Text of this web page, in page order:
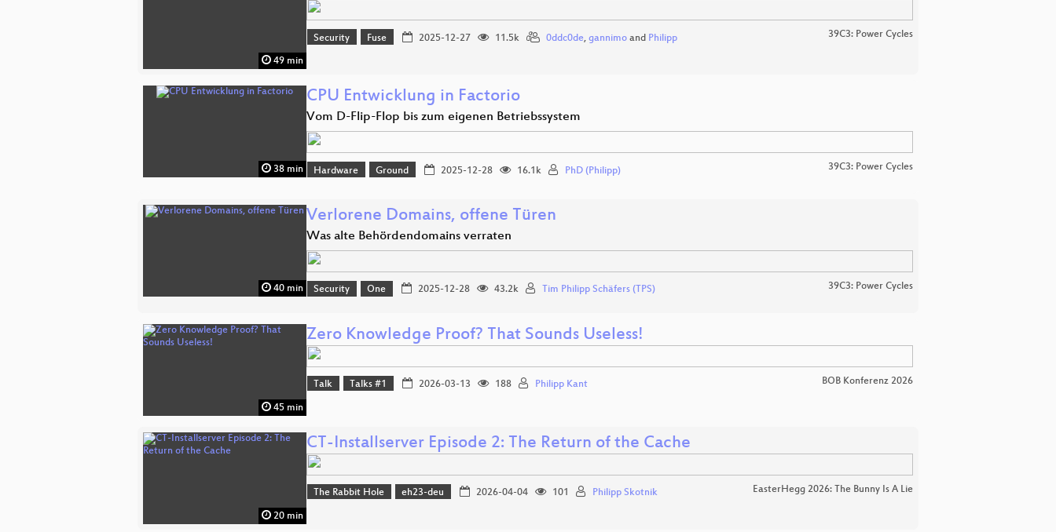
49 min
Security Fuse 2025-12-27 11.5k 0ddc0de, gannimoand Philipp 39C3: Power Cycles
38 min
CPU Entwicklung in Factorio
Vom D-Flip-Flop bis zum eigenen Betriebssystem
Hardware Ground 2025-12-28 16.1k PhD (Philipp) 39C3: Power Cycles
40 min
Verlorene Domains, offene Türen
Was alte Behördendomains verraten
Security One 2025-12-28 43.2k Tim Philipp Schäfers (TPS) 39C3: Power Cycles
45 min
Zero Knowledge Proof? That Sounds Useless!
Talk Talks #1 2026-03-13 188 Philipp Kant BOB Konferenz 2026
20 min
CT-Installserver Episode 2: The Return of the Cache
The Rabbit Hole eh23-deu 2026-04-04 101 Philipp Skotnik EasterHegg 2026: The Bunny Is A Lie